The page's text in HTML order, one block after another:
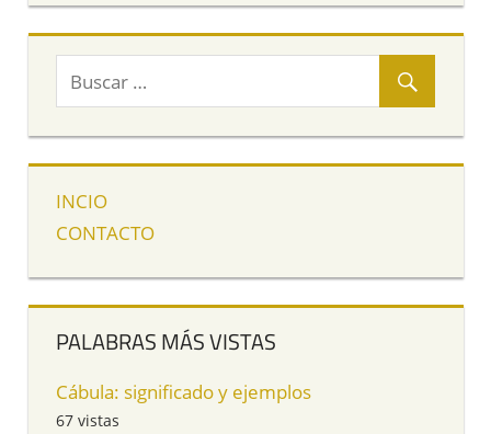
INCIO
CONTACTO
PALABRAS MÁS VISTAS
Cábula: significado y ejemplos
67 vistas